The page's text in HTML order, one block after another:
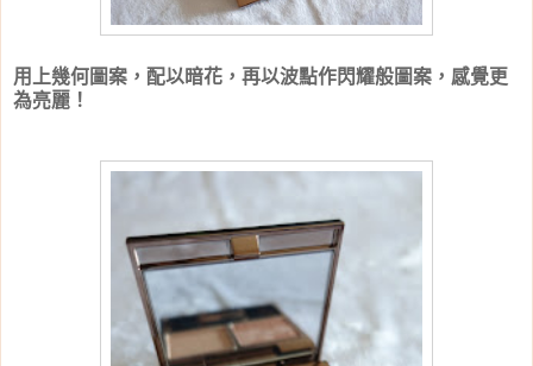
用上幾何圖案，配以暗花，再以波點作閃耀般圖案，感覺更
為亮麗！